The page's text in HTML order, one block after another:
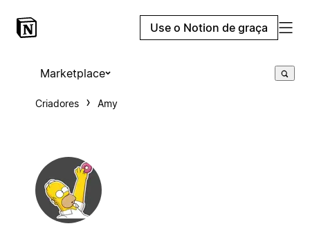
Use o Notion de graça
Marketplace
Criadores Amy